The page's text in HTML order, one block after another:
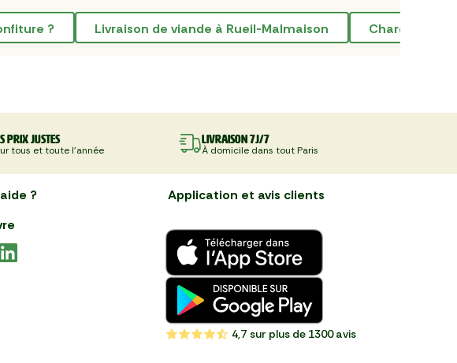
? Livraison de viande à Rueil-Malmaison Charcuterie
prix justes
tous et toute l'année
Livraison 7J/7
À domicile dans tout Paris
?
Application et avis clients
4,7 sur plus de 1300 avis